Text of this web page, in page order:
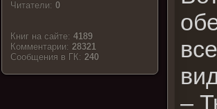
Читатели:0
Книг на сайте:4189
Комментарии:28321
Cообщения в ГК:240
–